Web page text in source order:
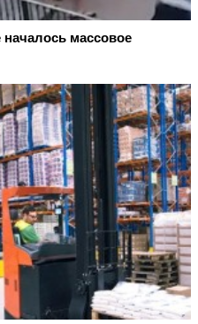
массовое